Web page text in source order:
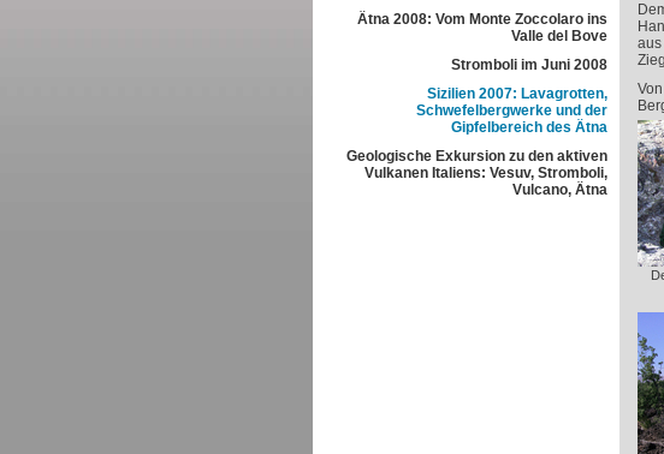
Ätna 2008: Vom Monte Zoccolaro ins
Valle del Bove
Stromboli im Juni 2008
Sizilien 2007: Lavagrotten,
Schwefelbergwerke und der
Gipfelbereich des Ätna
Geologische Exkursion zu den aktiven
Vulkanen Italiens: Vesuv, Stromboli,
Vulcano, Ätna